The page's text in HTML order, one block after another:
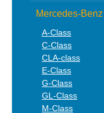
Mercedes-Benz
A-Class
C-Class
CLA-class
E-Class
G-Class
GL-Class
M-Class